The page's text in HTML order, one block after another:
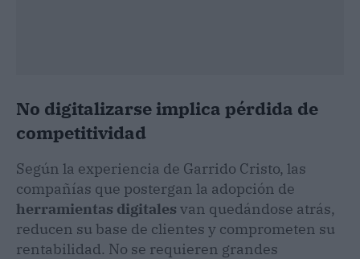
No digitalizarse implica pérdida de
competitividad
Según la experiencia de Garrido Cristo, las
compañías que postergan la adopción de
herramientas digitales van quedándose atrás,
reducen su base de clientes y comprometen su
rentabilidad. No se requieren grandes